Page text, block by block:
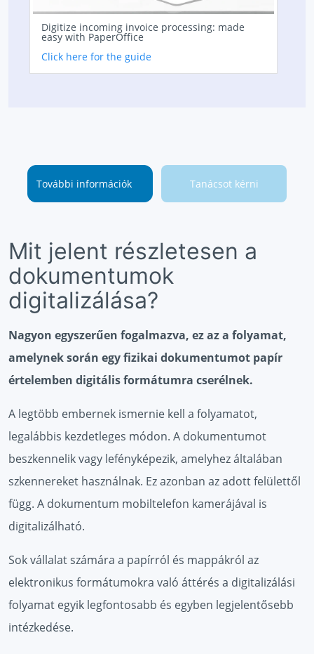
Digitize incoming invoice processing: made
easy with PaperOffice
Click here for the guide
További információk Tanácsot kérni
Mit jelent részletesen a
dokumentumok
digitalizálása?
Nagyon egyszerűen fogalmazva, ez az a folyamat,
amelynek során egy fizikai dokumentumot papír
értelemben digitális formátumra cserélnek.
A legtöbb embernek ismernie kell a folyamatot,
legalábbis kezdetleges módon. A dokumentumot
beszkennelik vagy lefényképezik, amelyhez általában
szkennereket használnak. Ez azonban az adott felülettől
függ. A dokumentum mobiltelefon kamerájával is
digitalizálható.
Sok vállalat számára a papírról és mappákról az
elektronikus formátumokra való áttérés a digitalizálási
folyamat egyik legfontosabb és egyben legjelentősebb
intézkedése.